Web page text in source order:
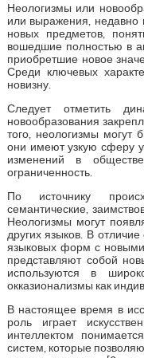
Неологизмы или
или выражения, недавно
новых предметов,
вошедшие полностью в
приобретшие новое
Среди ключевых
новизну.
Следует отметить
новообразования
того, неологизмы могут
они имеют узкую сферу
изменений в
ограниченность.
По источнику
семантические,
Неологизмы могут
других языков. В
языковых форм с новыми
представляют собой
используются в
окказионализмы как
В настоящее время в
роль играет
интеллектом
систем, которые